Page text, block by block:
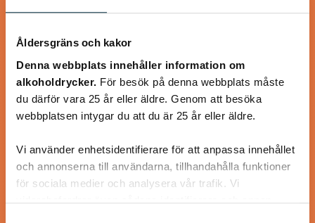
Åldersgräns och kakor
Denna webbplats innehåller information om
alkoholdrycker. För besök på denna webbplats måste
du därför vara 25 år eller äldre. Genom att besöka
webbplatsen intygar du att du är 25 år eller äldre.
Vi använder enhetsidentifierare för att anpassa innehållet
och annonserna till användarna, tillhandahålla funktioner
för sociala medier och analysera vår trafik. Vi